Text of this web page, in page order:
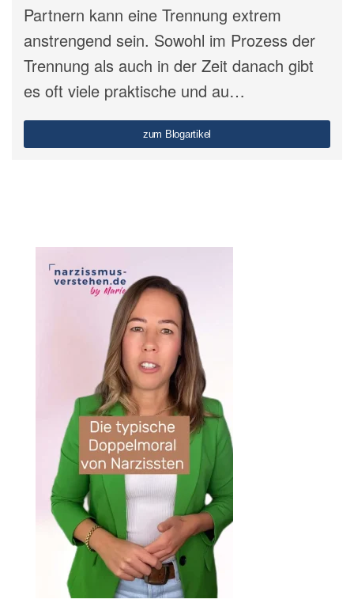
Partnern kann eine Trennung extrem
anstrengend sein. Sowohl im Prozess der
Trennung als auch in der Zeit danach gibt
es oft viele praktische und au…
zum Blogartikel